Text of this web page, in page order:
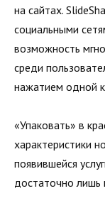
на сайтах.
социальными
возможность
среди
нажатием одной
«Упаковать» в
характеристики
появившейся
достаточно лишь